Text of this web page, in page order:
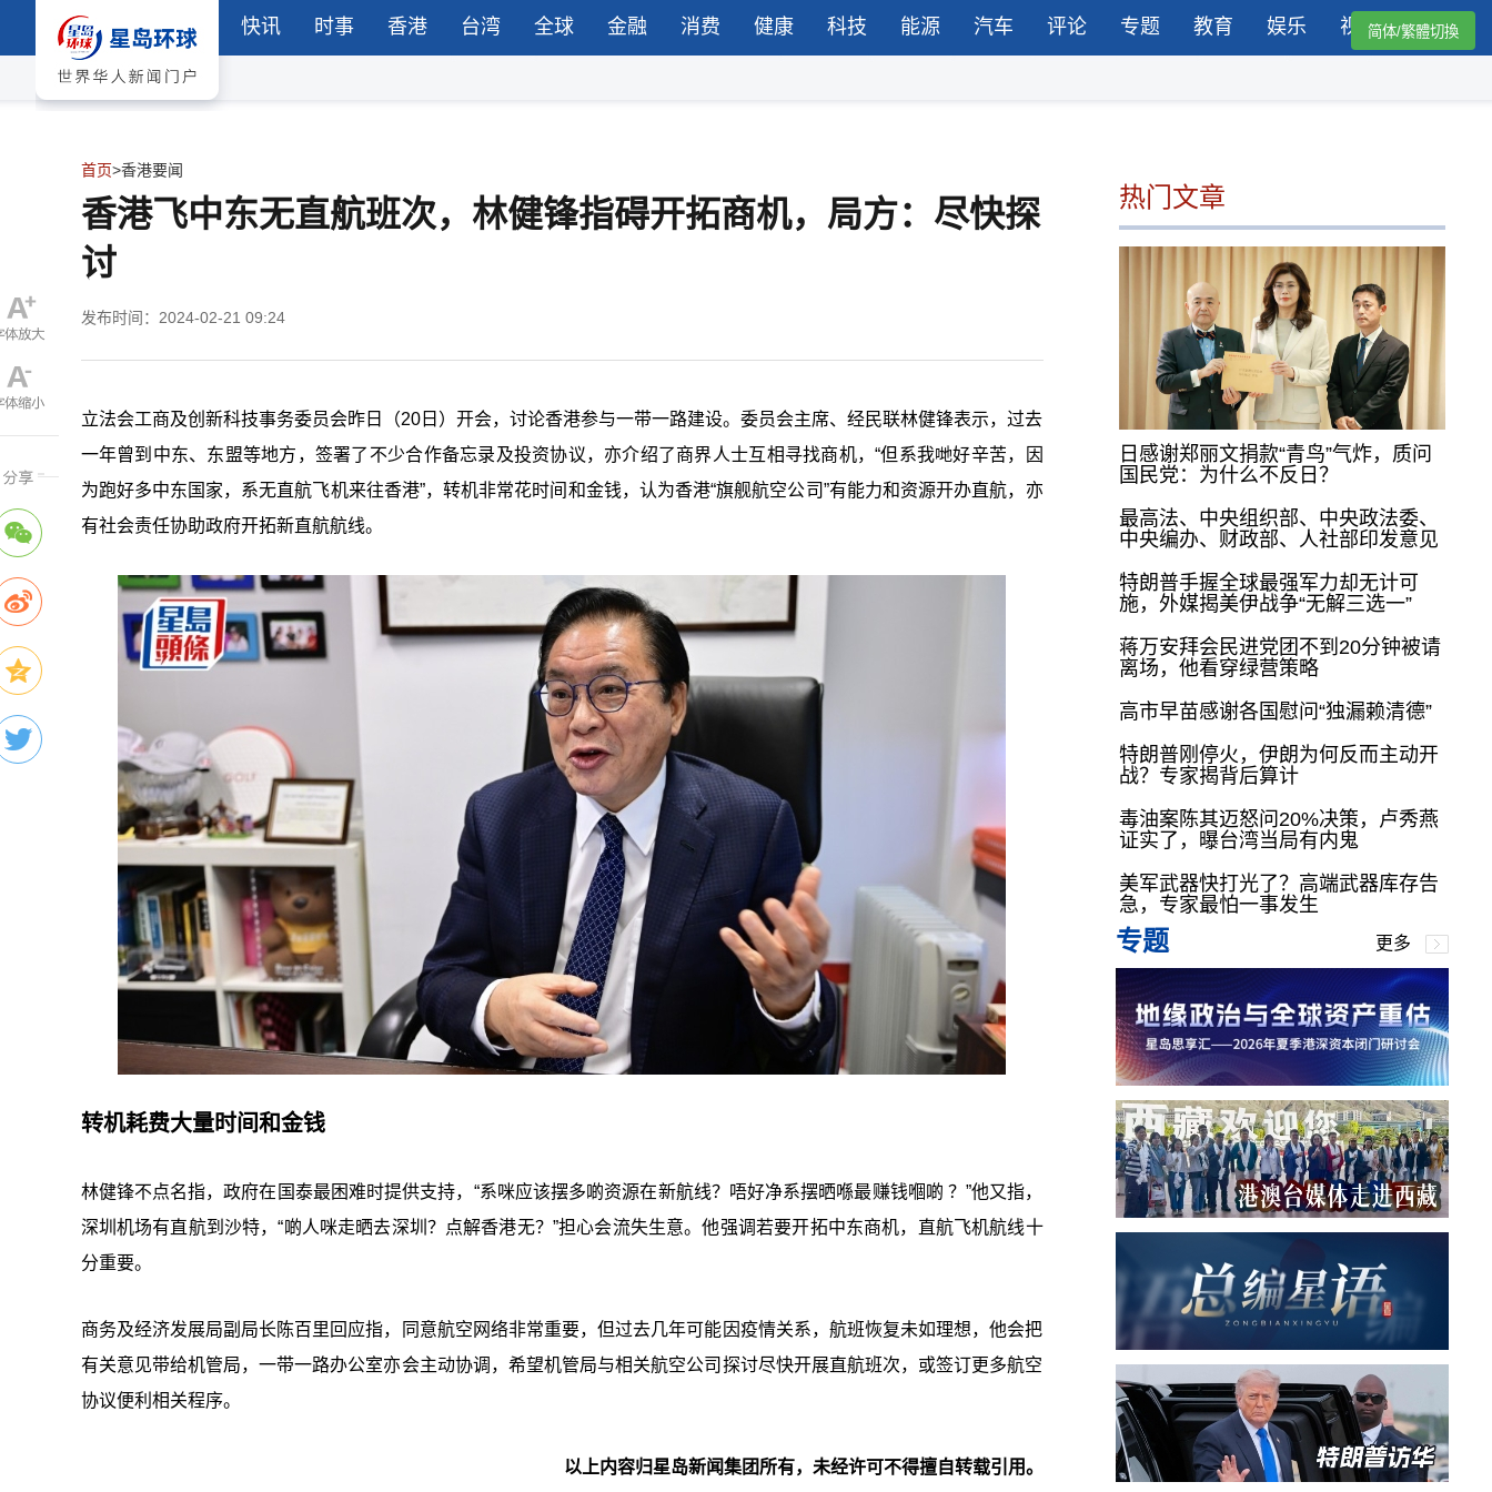
快讯 时事 香港 台湾 全球 金融 消费 健康 科技 能源 汽车 评论 专题 教育 娱乐 视频简体/繁體切換
首页>香港要闻
香港飞中东无直航班次，林健锋指碍开拓商机，局方：尽快探
讨
发布时间：2024-02-21 09:24
立法会工商及创新科技事务委员会昨日（20日）开会，讨论香港参与一带一路建设。委员会主席、经民联林健锋表示，过去
一年曾到中东、东盟等地方，签署了不少合作备忘录及投资协议，亦介绍了商界人士互相寻找商机，“但系我哋好辛苦，因
为跑好多中东国家，系无直航飞机来往香港”，转机非常花时间和金钱，认为香港“旗舰航空公司”有能力和资源开办直航，亦
有社会责任协助政府开拓新直航航线。
转机耗费大量时间和金钱
林健锋不点名指，政府在国泰最困难时提供支持，“系咪应该摆多啲资源在新航线？唔好净系摆晒喺最赚钱嗰啲 ？”他又指，
深圳机场有直航到沙特，“啲人咪走晒去深圳？点解香港无？”担心会流失生意。他强调若要开拓中东商机，直航飞机航线十
分重要。
商务及经济发展局副局长陈百里回应指，同意航空网络非常重要，但过去几年可能因疫情关系，航班恢复未如理想，他会把
有关意见带给机管局，一带一路办公室亦会主动协调，希望机管局与相关航空公司探讨尽快开展直航班次，或签订更多航空
协议便利相关程序。
以上内容归星岛新闻集团所有，未经许可不得擅自转载引用。
热门文章
日感谢郑丽文捐款“青鸟”气炸，质问
国民党：为什么不反日？
最高法、中央组织部、中央政法委、
中央编办、财政部、人社部印发意见
特朗普手握全球最强军力却无计可
施，外媒揭美伊战争“无解三选一”
蒋万安拜会民进党团不到20分钟被请
离场，他看穿绿营策略
高市早苗感谢各国慰问“独漏赖清德”
特朗普刚停火，伊朗为何反而主动开
战？专家揭背后算计
毒油案陈其迈怒问20%决策，卢秀燕
证实了，曝台湾当局有内鬼
美军武器快打光了？高端武器库存告
急，专家最怕一事发生
专题 更多